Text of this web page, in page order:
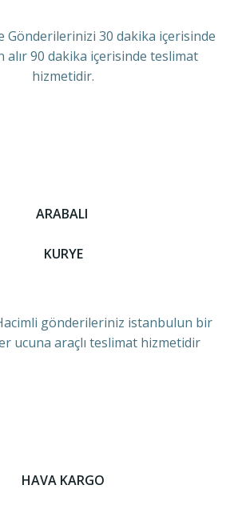
Gönderilerinizi 30 dakika içerisinde
alır 90 dakika içerisinde teslimat
hizmetidir.
ARABALI
KURYE
gönderileriniz istanbulun bir
ucuna araçlı teslimat hizmetidir
HAVA KARGO